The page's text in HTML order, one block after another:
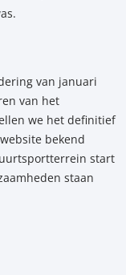
van januari
van het
we het definitief
bekend
start
staan